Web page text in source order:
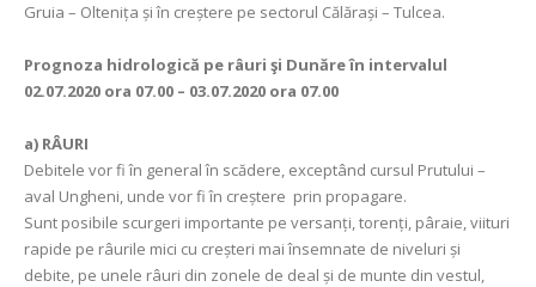
Gruia – Oltenița și în creștere pe sectorul Călărași – Tulcea.
Prognoza hidrologică pe râuri şi Dunăre în intervalul
02.07.2020 ora 07.00 – 03.07.2020 ora 07.00
a) RÂURI
Debitele vor fi în general în scădere, exceptând cursul Prutului –
aval Ungheni, unde vor fi în creștere prin propagare.
Sunt posibile scurgeri importante pe versanți, torenți, pâraie, viituri
rapide pe râurile mici cu creșteri mai însemnate de niveluri și
debite, pe unele râuri din zonele de deal și de munte din vestul,